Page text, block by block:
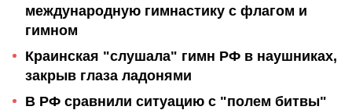
международную гимнастику с флагом и
гимном
Краинская "слушала" гимн РФ в наушниках,
закрыв глаза ладонями
В РФ сравнили ситуацию с "полем битвы"